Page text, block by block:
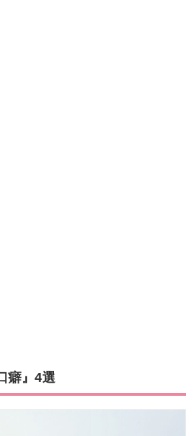
癖』4選